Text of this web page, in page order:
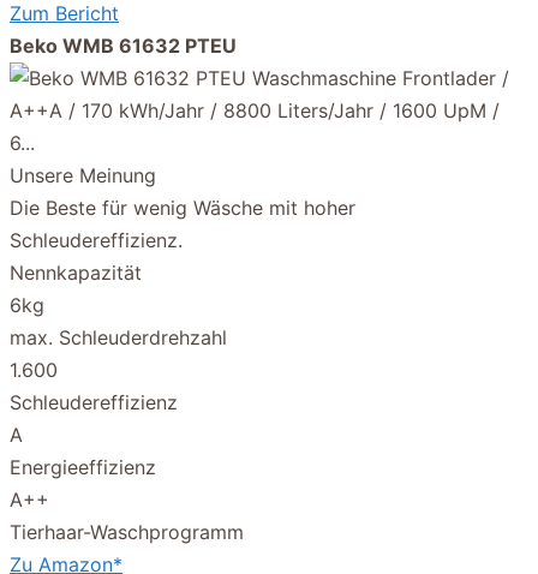
Zum Bericht
Beko WMB 61632 PTEU
Unsere Meinung
Die Beste für wenig Wäsche mit hoher
Schleudereffizienz.
Nennkapazität
6kg
max. Schleuderdrehzahl
1.600
Schleudereffizienz
A
Energieeffizienz
A++
Tierhaar-Waschprogramm
Zu Amazon*